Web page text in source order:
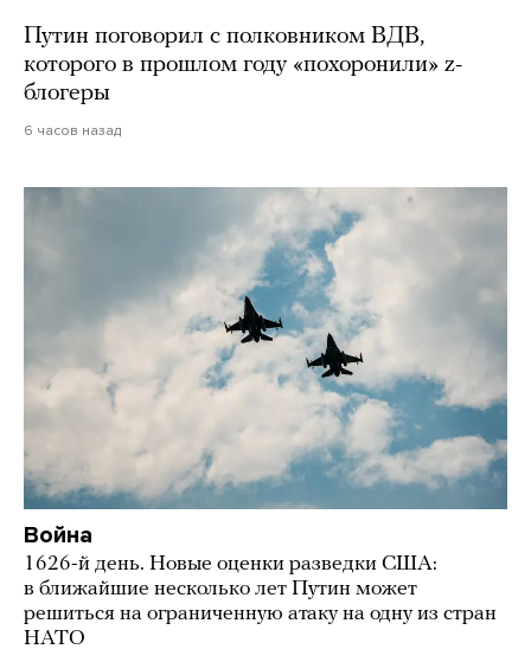
Путин поговорил с полковником ВДВ,
которого в прошлом году «похоронили» z-
блогеры
6 часов назад
Война
1626-й день. Новые оценки разведки США:
в ближайшие несколько лет Путин может
решиться на ограниченную атаку на одну из стран
НАТО